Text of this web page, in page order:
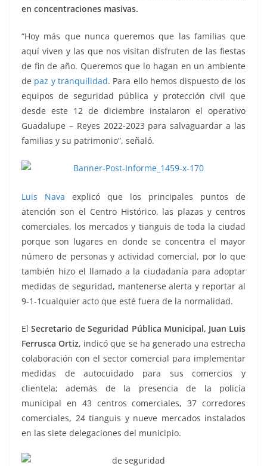
en concentraciones masivas.
“Hoy más que nunca queremos que las familias que
aquí viven y las que nos visitan disfruten de las fiestas
de fin de año. Queremos que lo hagan en un ambiente
de paz y tranquilidad. Para ello hemos dispuesto de los
equipos de seguridad pública y protección civil que
desde este 12 de diciembre instalaron el operativo
Guadalupe – Reyes 2022-2023 para salvaguardar a las
familias y su patrimonio”, señaló.
Luis Nava explicó que los principales puntos de
atención son el Centro Histórico, las plazas y centros
comerciales, los mercados y tianguis de toda la ciudad
porque son lugares en donde se concentra el mayor
número de personas y actividad comercial, por lo que
también hizo el llamado a la ciudadanía para adoptar
medidas de seguridad, mantenerse alerta y reportar al
9-1-1cualquier acto que esté fuera de la normalidad.
ElSecretario de Seguridad Pública Municipal, Juan Luis
Ferrusca Ortiz, indicó que se ha generado una estrecha
colaboración con el sector comercial para implementar
medidas de autocuidado para sus comercios y
clientela; además de la presencia de la policía
municipal en 43 centros comerciales, 37 corredores
comerciales, 24 tianguis y nueve mercados instalados
en las siete delegaciones del municipio.